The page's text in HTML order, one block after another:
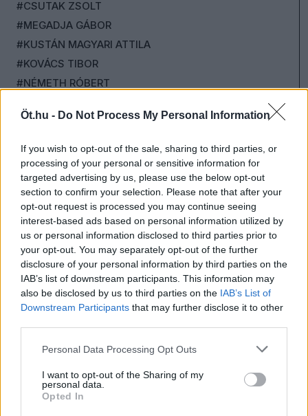
Öt.hu - Do Not Process My Personal Information
If you wish to opt-out of the sale, sharing to third parties, or
processing of your personal or sensitive information for
targeted advertising by us, please use the below opt-out
section to confirm your selection. Please note that after your
opt-out request is processed you may continue seeing
interest-based ads based on personal information utilized by
us or personal information disclosed to third parties prior to
your opt-out. You may separately opt-out of the further
disclosure of your personal information by third parties on the
IAB’s list of downstream participants. This information may
also be disclosed by us to third parties on the IAB’s List of
Downstream Participants that may further disclose it to other
Personal Data Processing Opt Outs
I want to opt-out of the Sharing of my
personal data.
Opted In
#CSUTAK ZSOLT
#MEGADJA GÁBOR
#KUSTÁN MAGYARI ATTILA
#KOVÁCS TIBOR
#NÉMETH RÓBERT
#ZDENYÁK JÓZSEF
#SZABÓ BORBÁLA
#DR. RATIUS
#DOBROWIECKI PÉTER
#MÁTÉ GERGŐ
#JÁNOSSY ANDRÁS
#ORCSIK ROLAND
#SOPOTNIK ZOLTÁN
#ANDRÉ FERENC
#PUROSZ LEONIDASZ
#PORTÖRŐ PÉTER
#NAGY-BATO JONATÁN
#RÁTOSI MILÁN